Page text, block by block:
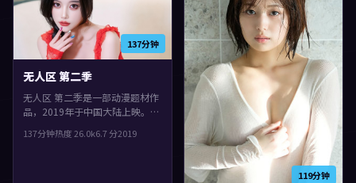
137分钟
无人区 第二季
无人区 第二季是一部动漫题材作
品，2019年于中国大陆上映。由
梅、古天乐等主演。群像戏份饱
137分钟热度26.0k6.7分2019
119分钟